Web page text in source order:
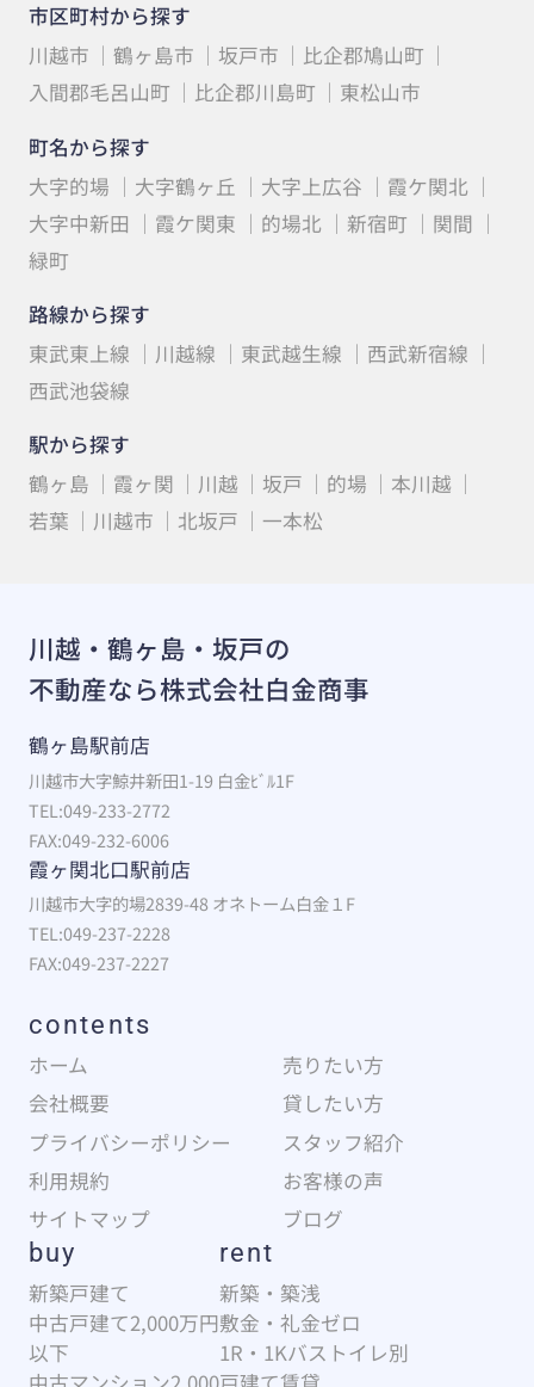
市区町村から探す
川越市
鶴ヶ島市 坂戸市
比企郡鳩山町
入間郡毛呂山町
比企郡川島町
東松山市
町名から探す
大字的場
大字鶴ヶ丘 大字上広谷
霞ケ関北
大字中新田
霞ケ関東 的場北 新宿町
関間
緑町
路線から探す
東武東上線
川越線 東武越生線
西武新宿線
西武池袋線
駅から探す
鶴ヶ島
霞ヶ関 川越 坂戸 的場
本川越
若葉
川越市 北坂戸 一本松
川越・鶴ヶ島・坂戸の
不動産なら株式会社白金商事
鶴ヶ島駅前店
川越市大字鯨井新田1-19 白金ﾋﾞﾙ1F
TEL:049-233-2772
FAX:049-232-6006
霞ヶ関北口駅前店
川越市大字的場2839-48 オネトーム白金１F
TEL:049-237-2228
FAX:049-237-2227
contents
ホーム
売りたい方
会社概要
貸したい方
プライバシーポリシー
スタッフ紹介
利用規約
お客様の声
サイトマップ
ブログ
buy
新築戸建て
中古戸建て2,000万円
以下
rent
新築・築浅
敷金・礼金ゼロ
1R・1Kバストイレ別